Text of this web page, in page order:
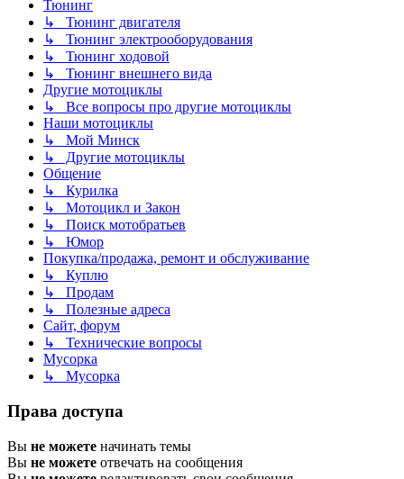
Тюнинг
↳ Тюнинг двигателя
↳ Тюнинг электрооборудования
↳ Тюнинг ходовой
↳ Тюнинг внешнего вида
Другие мотоциклы
↳ Все вопросы про другие мотоциклы
Наши мотоциклы
↳ Мой Минск
↳ Другие мотоциклы
Общение
↳ Курилка
↳ Мотоцикл и Закон
↳ Поиск мотобратьев
↳ Юмор
Покупка/продажа, ремонт и обслуживание
↳ Куплю
↳ Продам
↳ Полезные адреса
Сайт, форум
↳ Технические вопросы
Мусорка
↳ Мусорка
Права доступа
Вы не можете начинать темы
Вы не можете отвечать на сообщения